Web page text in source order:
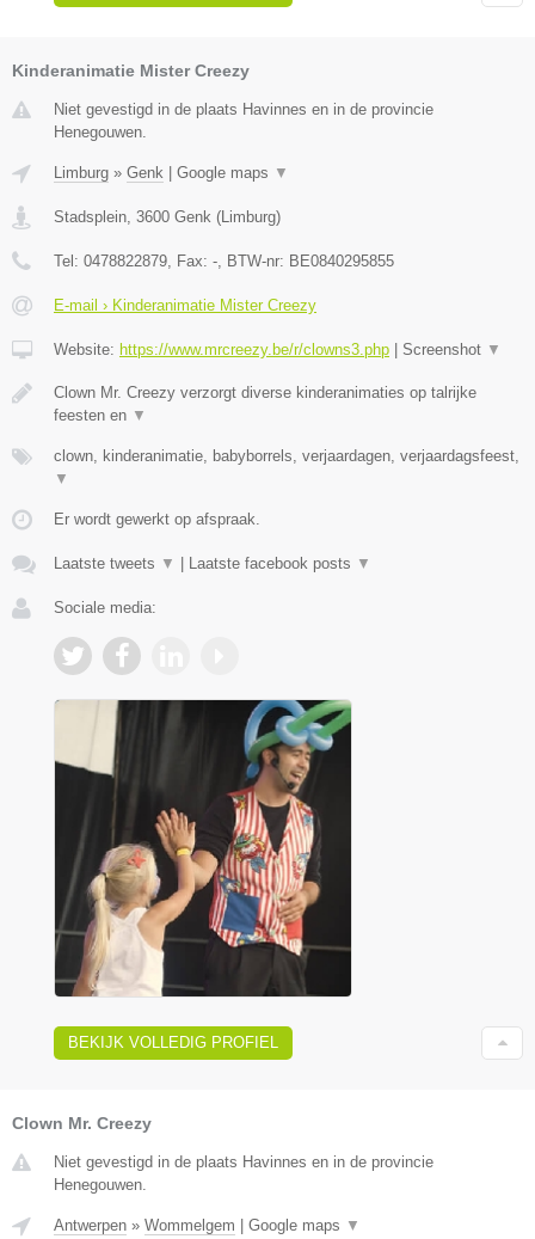
Kinderanimatie Mister Creezy
Niet gevestigd in de plaats Havinnes en in de provincie
Henegouwen.
Limburg » Genk Google maps ▼
Stadsplein, 3600 Genk (Limburg)
Tel: 0478822879, Fax: -, BTW-nr: BE0840295855
E-mail › Kinderanimatie Mister Creezy
Website: https://www.mrcreezy.be/r/clowns3.php Screenshot ▼
Clown Mr. Creezy verzorgt diverse kinderanimaties op talrijke
feesten en ▼
clown, kinderanimatie, babyborrels, verjaardagen, verjaardagsfeest,
▼
Er wordt gewerkt op afspraak.
Laatste tweets ▼ Laatste facebook posts ▼
Sociale media:
BEKIJK VOLLEDIG PROFIEL
Clown Mr. Creezy
Niet gevestigd in de plaats Havinnes en in de provincie
Henegouwen.
Antwerpen » Wommelgem Google maps ▼